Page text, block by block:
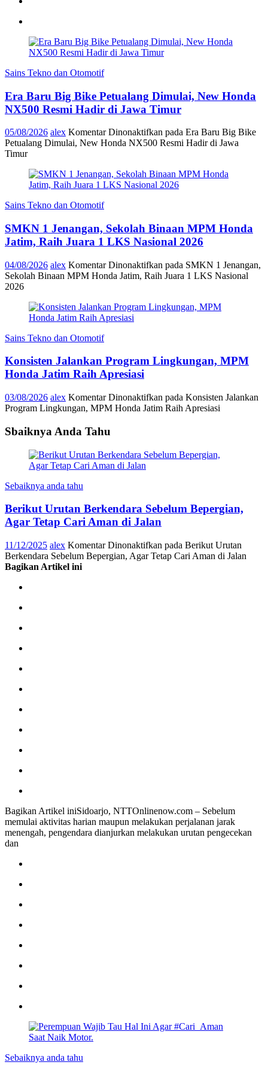
Sains Tekno dan Otomotif
Era Baru Big Bike Petualang Dimulai, New Honda
NX500 Resmi Hadir di Jawa Timur
05/08/2026 alex Komentar Dinonaktifkan pada Era Baru Big Bike
Petualang Dimulai, New Honda NX500 Resmi Hadir di Jawa
Timur
Sains Tekno dan Otomotif
SMKN 1 Jenangan, Sekolah Binaan MPM Honda
Jatim, Raih Juara 1 LKS Nasional 2026
04/08/2026 alex Komentar Dinonaktifkan pada SMKN 1 Jenangan,
Sekolah Binaan MPM Honda Jatim, Raih Juara 1 LKS Nasional
2026
Sains Tekno dan Otomotif
Konsisten Jalankan Program Lingkungan, MPM
Honda Jatim Raih Apresiasi
03/08/2026 alex Komentar Dinonaktifkan pada Konsisten Jalankan
Program Lingkungan, MPM Honda Jatim Raih Apresiasi
Sbaiknya Anda Tahu
Sebaiknya anda tahu
Berikut Urutan Berkendara Sebelum Bepergian,
Agar Tetap Cari Aman di Jalan
11/12/2025 alex Komentar Dinonaktifkan pada Berikut Urutan
Berkendara Sebelum Bepergian, Agar Tetap Cari Aman di Jalan
Bagikan Artikel ini
Bagikan Artikel iniSidoarjo, NTTOnlinenow.com – Sebelum
memulai aktivitas harian maupun melakukan perjalanan jarak
menengah, pengendara dianjurkan melakukan urutan pengecekan
dan
Sebaiknya anda tahu